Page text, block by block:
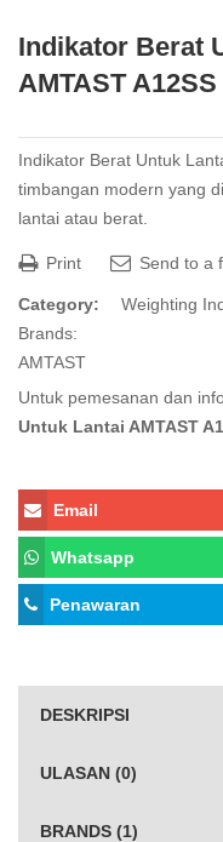
Indikator Berat
AMTAST A12SS
Indikator Berat Untuk
timbangan modern yang
lantai atau berat.
Print Send to a
Category:
Weighting
Brands:
AMTAST
Untuk pemesanan dan
Untuk Lantai AMTAST
Email
Whatsapp
Penawaran
DESKRIPSI
ULASAN (0)
BRANDS (1)